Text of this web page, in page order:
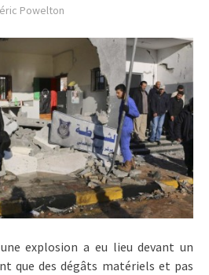
Powelton
explosion a eu lieu devant un
que des dégâts matériels et pas